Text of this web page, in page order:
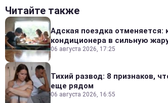
Читайте также
Адская поездка отменяется:
кондиционера в сильную
06 августа 2026, 17:25
Тихий развод: 8 признаков,
еще рядом
06 августа 2026, 16:55